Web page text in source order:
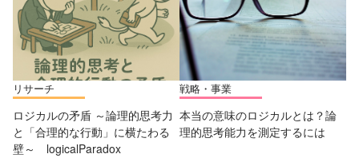
リサーチ
ロジカルの矛盾 ～論理的思考力
と「合理的な行動」に横たわる
壁～ logicalParadox
戦略・事業
本当の意味のロジカルとは？論
理的思考能力を測定するには